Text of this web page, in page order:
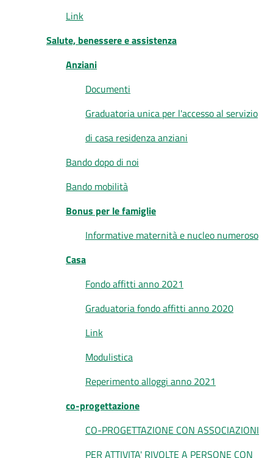
Link
Salute, benessere e assistenza
Anziani
Documenti
Graduatoria unica per l'accesso al servizio
di casa residenza anziani
Bando dopo di noi
Bando mobilità
Bonus per le famiglie
Informative maternità e nucleo numeroso
Casa
Fondo affitti anno 2021
Graduatoria fondo affitti anno 2020
Link
Modulistica
Reperimento alloggi anno 2021
co-progettazione
CO-PROGETTAZIONE CON ASSOCIAZIONI
PER ATTIVITA' RIVOLTE A PERSONE CON